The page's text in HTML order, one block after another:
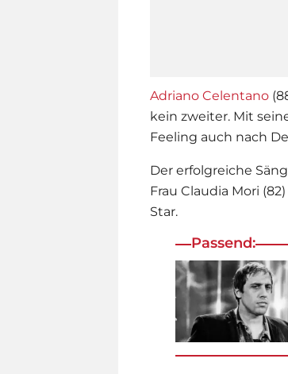
Adriano Celentano
kein zweiter. Mit
Feeling auch nach
Der erfolgreiche
Frau Claudia Mori
Star.
Passend: